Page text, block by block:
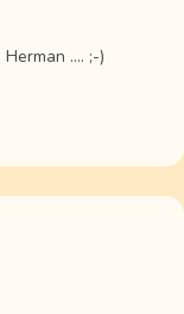
…. ;-)